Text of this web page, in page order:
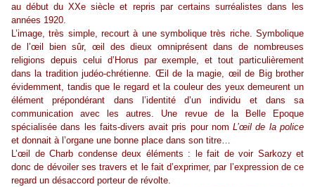
au début du XXe siècle et repris par certains surréalistes dans les
années 1920.
L’image, très simple, recourt à une symbolique très riche. Symbolique
de l’œil bien sûr, œil des dieux omniprésent dans de nombreuses
religions depuis celui d’Horus par exemple, et tout particulièrement
dans la tradition judéo-chrétienne. Œil de la magie, œil de Big brother
évidemment, tandis que le regard et la couleur des yeux demeurent un
élément prépondérant dans l’identité d’un individu et dans sa
communication avec les autres. Une revue de la Belle Epoque
spécialisée dans les faits-divers avait pris pour nomL’œil de la police
et donnait à l’organe une bonne place dans son titre…
L’œil de Charb condense deux éléments : le fait de voir Sarkozy et
donc de dévoiler ses travers et le fait d’exprimer, par l’expression de ce
regard un désaccord porteur de révolte.